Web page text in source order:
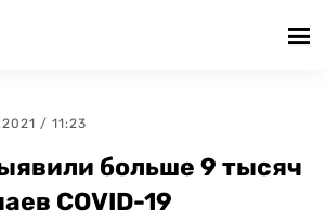
/ 11:23
больше 9 тысяч
COVID-19